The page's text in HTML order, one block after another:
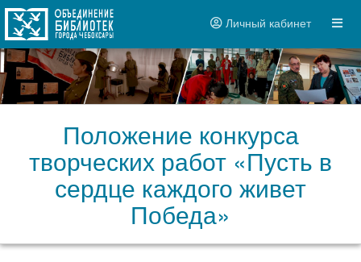
Личный кабинет
Положение конкурса
творческих работ «Пусть в
сердце каждого живет
Победа»